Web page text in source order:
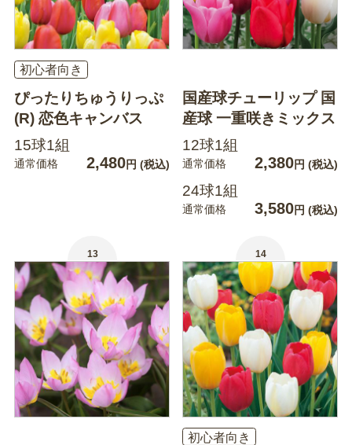
初心者向き
ぴったりちゅうりっぷ
(R) 恋色キャンバス
15球1組
通常価格 2,480円 (税込)
国産球チューリップ 国
産球 一重咲きミックス
12球1組
通常価格 2,380円 (税込)
24球1組
通常価格 3,580円 (税込)
13 14
初心者向き